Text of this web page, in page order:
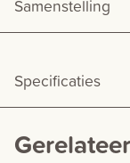
Samenstelling
Specificaties